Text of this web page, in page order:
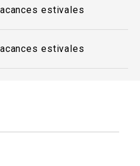
estivales
estivales